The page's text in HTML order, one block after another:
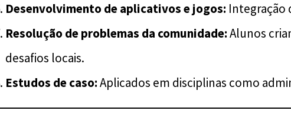
Desenvolvimento de aplicativos e jogos: Integração
Resolução de problemas da comunidade:Alunos
desafios locais.
Estudos de caso:Aplicados em disciplinas como